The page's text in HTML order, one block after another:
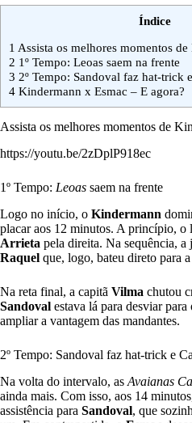
Índice
1 Assista os melhores momentos
2 1º Tempo: Leoas saem na frente
3 2º Tempo: Sandoval faz hat-trick
4 Kindermann x Esmac – E agora?
Assista os melhores momentos de
https://youtu.be/2zDplP918ec
1º Tempo: Leoas saem na frente
Logo no início, o Kindermann
placar aos 12 minutos. A princípio, o
Arrieta pela direita. Na sequência, a
Raquel que, logo, bateu direto para a
Na reta final, a capitã Vilma chutou
Sandoval estava lá para desviar
ampliar a vantagem das mandantes.
2º Tempo: Sandoval faz hat-trick e
Na volta do intervalo, as Avaianas
ainda mais. Com isso, aos 14
assistência para Sandoval, que